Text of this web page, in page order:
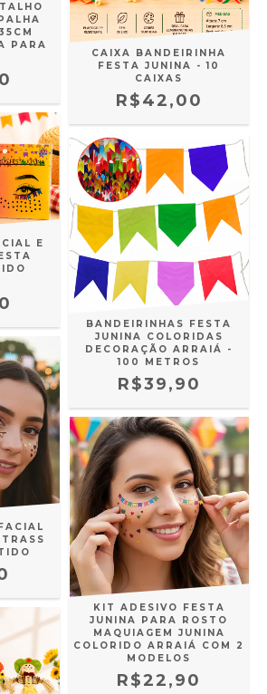
PARA
CAIXA BANDEIRINHA
FESTA JUNINA - 10
CAIXAS
R$42,00
E
BANDEIRINHAS FESTA
JUNINA COLORIDAS
DECORAÇÃO ARRAIÁ -
100 METROS
R$39,90
KIT ADESIVO FESTA
JUNINA PARA ROSTO
MAQUIAGEM JUNINA
COLORIDO ARRAIÁ COM 2
MODELOS
R$22,90